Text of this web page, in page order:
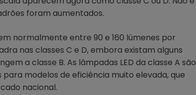
foram aumentados.
normalmente entre 90 e 160 lúmenes por
nas classes C e D, embora existam alguns
a classe B. As lâmpadas LED da classe A são
modelos de eficiência muito elevada, que
nacional.